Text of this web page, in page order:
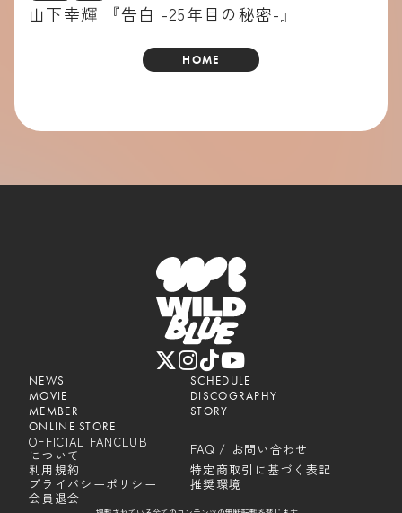
山下幸輝 『告白 -25年目の秘密-』
HOME
NEWS
SCHEDULE
MOVIE
DISCOGRAPHY
MEMBER
STORY
ONLINE STORE
OFFICIAL FANCLUB
について
FAQ / お問い合わせ
利用規約
特定商取引に基づく表記
プライバシーポリシー
推奨環境
会員退会